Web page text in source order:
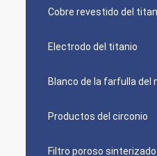
Cobre revestido del
Electrodo del titanio
Blanco de la farfulla del
Productos del circonio
Filtro poroso sinterizado